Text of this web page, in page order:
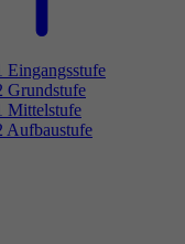
Eingangsstufe
Grundstufe
Mittelstufe
Aufbaustufe